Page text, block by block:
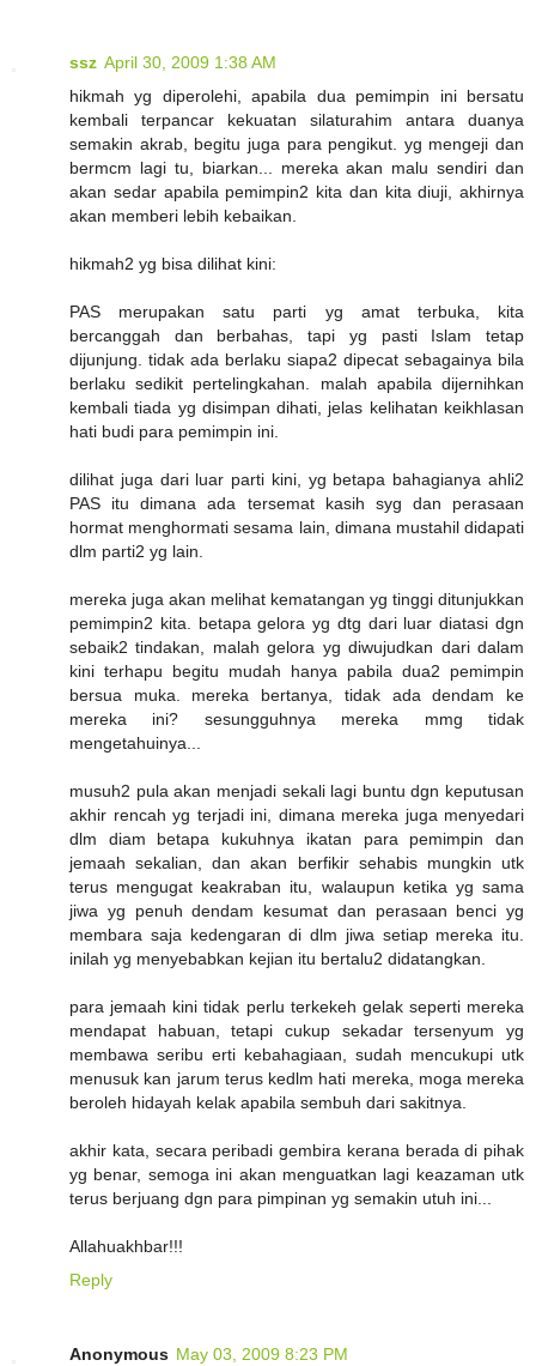
ssz April 30, 2009 1:38 AM
hikmah yg diperolehi, apabila dua pemimpin ini bersatu
kembali terpancar kekuatan silaturahim antara duanya
semakin akrab, begitu juga para pengikut. yg mengeji dan
bermcm lagi tu, biarkan... mereka akan malu sendiri dan
akan sedar apabila pemimpin2 kita dan kita diuji, akhirnya
akan memberi lebih kebaikan.
hikmah2 yg bisa dilihat kini:
PAS merupakan satu parti yg amat terbuka, kita
bercanggah dan berbahas, tapi yg pasti Islam tetap
dijunjung. tidak ada berlaku siapa2 dipecat sebagainya bila
berlaku sedikit pertelingkahan. malah apabila dijernihkan
kembali tiada yg disimpan dihati, jelas kelihatan keikhlasan
hati budi para pemimpin ini.
dilihat juga dari luar parti kini, yg betapa bahagianya ahli2
PAS itu dimana ada tersemat kasih syg dan perasaan
hormat menghormati sesama lain, dimana mustahil didapati
dlm parti2 yg lain.
mereka juga akan melihat kematangan yg tinggi ditunjukkan
pemimpin2 kita. betapa gelora yg dtg dari luar diatasi dgn
sebaik2 tindakan, malah gelora yg diwujudkan dari dalam
kini terhapu begitu mudah hanya pabila dua2 pemimpin
bersua muka. mereka bertanya, tidak ada dendam ke
mereka ini? sesungguhnya mereka mmg tidak
mengetahuinya...
musuh2 pula akan menjadi sekali lagi buntu dgn keputusan
akhir rencah yg terjadi ini, dimana mereka juga menyedari
dlm diam betapa kukuhnya ikatan para pemimpin dan
jemaah sekalian, dan akan berfikir sehabis mungkin utk
terus mengugat keakraban itu, walaupun ketika yg sama
jiwa yg penuh dendam kesumat dan perasaan benci yg
membara saja kedengaran di dlm jiwa setiap mereka itu.
inilah yg menyebabkan kejian itu bertalu2 didatangkan.
para jemaah kini tidak perlu terkekeh gelak seperti mereka
mendapat habuan, tetapi cukup sekadar tersenyum yg
membawa seribu erti kebahagiaan, sudah mencukupi utk
menusuk kan jarum terus kedlm hati mereka, moga mereka
beroleh hidayah kelak apabila sembuh dari sakitnya.
akhir kata, secara peribadi gembira kerana berada di pihak
yg benar, semoga ini akan menguatkan lagi keazaman utk
terus berjuang dgn para pimpinan yg semakin utuh ini...
Allahuakhbar!!!
Reply
Anonymous May 03, 2009 8:23 PM